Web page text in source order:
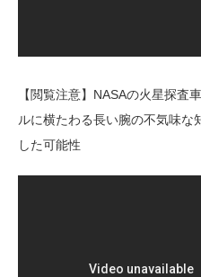
【閲覧注意】NASAの火星探査
ルに横たわる長い腕の不気味
した可能性